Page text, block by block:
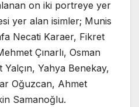
on iki portreye yer
yer alan isimler; Munis
Necati Karaer, Fikret
Çınarlı, Osman
Yahya Benekay,
Oğuzcan, Ahmet
Samanoğlu.